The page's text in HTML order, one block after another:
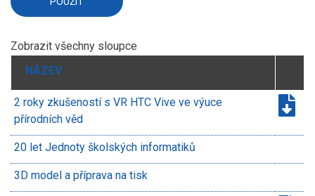
Zobrazit všechny sloupce
NÁZEV
2 roky zkušeností s VR HTC Vive ve výuce
přírodních věd
20 let Jednoty školských informatiků
3D model a příprava na tisk